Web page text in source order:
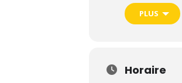
Leur dernier
Concert le
PLUS
Horaire